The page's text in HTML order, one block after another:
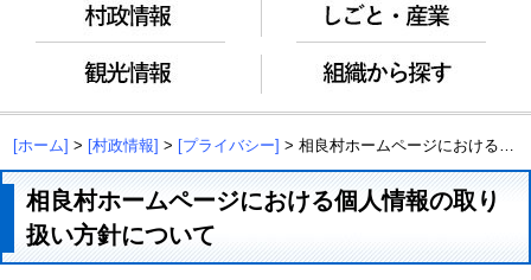
[ホーム] > [村政情報] > [プライバシー] > 相良村ホームページにおける個人情報の取り扱い方針について
相良村ホームページにおける個人情報の取り
扱い方針について